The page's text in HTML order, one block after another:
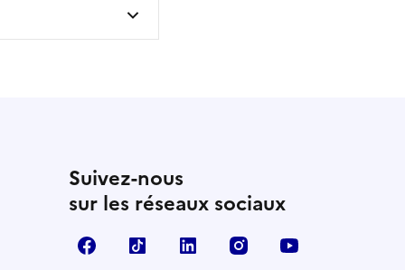
Suivez-nous
sur les réseaux sociaux
FacebookTikTok Linkedin Instagram